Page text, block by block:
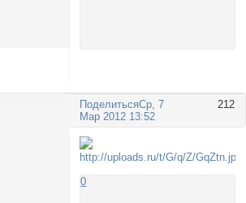
Поделиться 212
Ср, 7
Мар 2012 13:52
0